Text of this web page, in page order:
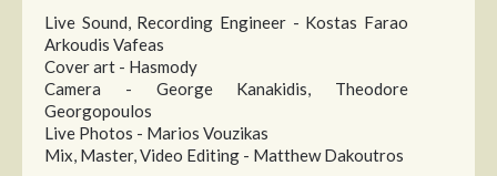
Live Sound, Recording Engineer - Kostas Farao
Arkoudis Vafeas
Cover art - Hasmody
Camera - George Kanakidis, Theodore
Georgopoulos
Live Photos - Marios Vouzikas
Mix, Master, Video Editing - Matthew Dakoutros